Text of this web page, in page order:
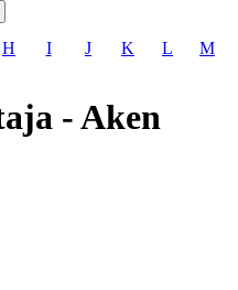
H I J K L M
- Aken